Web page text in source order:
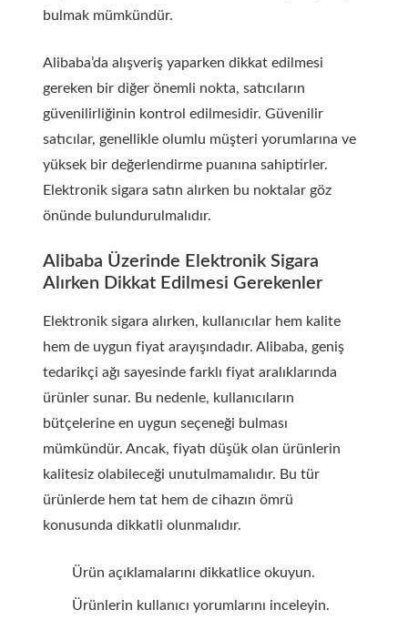
bulmak mümkündür.
Alibaba’da alışveriş yaparken dikkat edilmesi
gereken bir diğer önemli nokta, satıcıların
güvenilirliğinin kontrol edilmesidir. Güvenilir
satıcılar, genellikle olumlu müşteri yorumlarına ve
yüksek bir değerlendirme puanına sahiptirler.
Elektronik sigara satın alırken bu noktalar göz
önünde bulundurulmalıdır.
Alibaba Üzerinde Elektronik Sigara
Alırken Dikkat Edilmesi Gerekenler
Elektronik sigara alırken, kullanıcılar hem kalite
hem de uygun fiyat arayışındadır. Alibaba, geniş
tedarikçi ağı sayesinde farklı fiyat aralıklarında
ürünler sunar. Bu nedenle, kullanıcıların
bütçelerine en uygun seçeneği bulması
mümkündür. Ancak, fiyatı düşük olan ürünlerin
kalitesiz olabileceği unutulmamalıdır. Bu tür
ürünlerde hem tat hem de cihazın ömrü
konusunda dikkatli olunmalıdır.
Ürün açıklamalarını dikkatlice okuyun.
Ürünlerin kullanıcı yorumlarını inceleyin.